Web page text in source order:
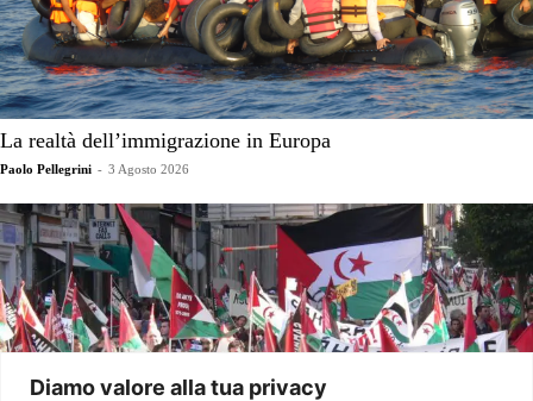
Diamo valore alla tua privacy
La realtà dell’immigrazione in Europa
Paolo Pellegrini - 3 Agosto 2026